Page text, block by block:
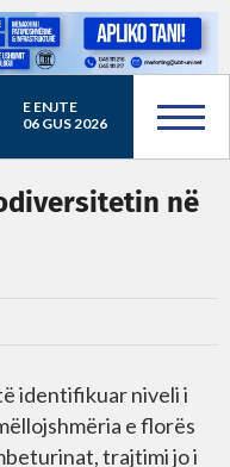
E ENJTE
06 GUS 2026
në
identifikuar niveli i
e florës
trajtimi jo i